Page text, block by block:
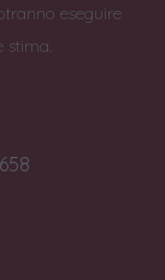
eseguire
stima.